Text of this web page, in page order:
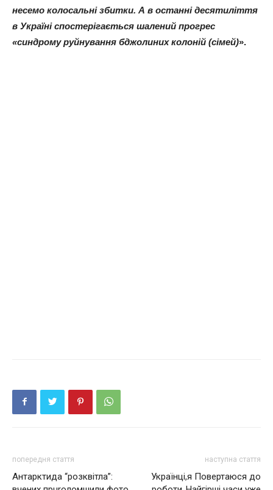
несемо колосальні збитки. А в останні десятиліття
в Україні спостерігається шалений прогрес
«синдрому руйнування бджолиних колоній (сімей)».
попередня стаття
Антарктида “розквітла”:
наступна стаття
Українці,я Повертаюся до